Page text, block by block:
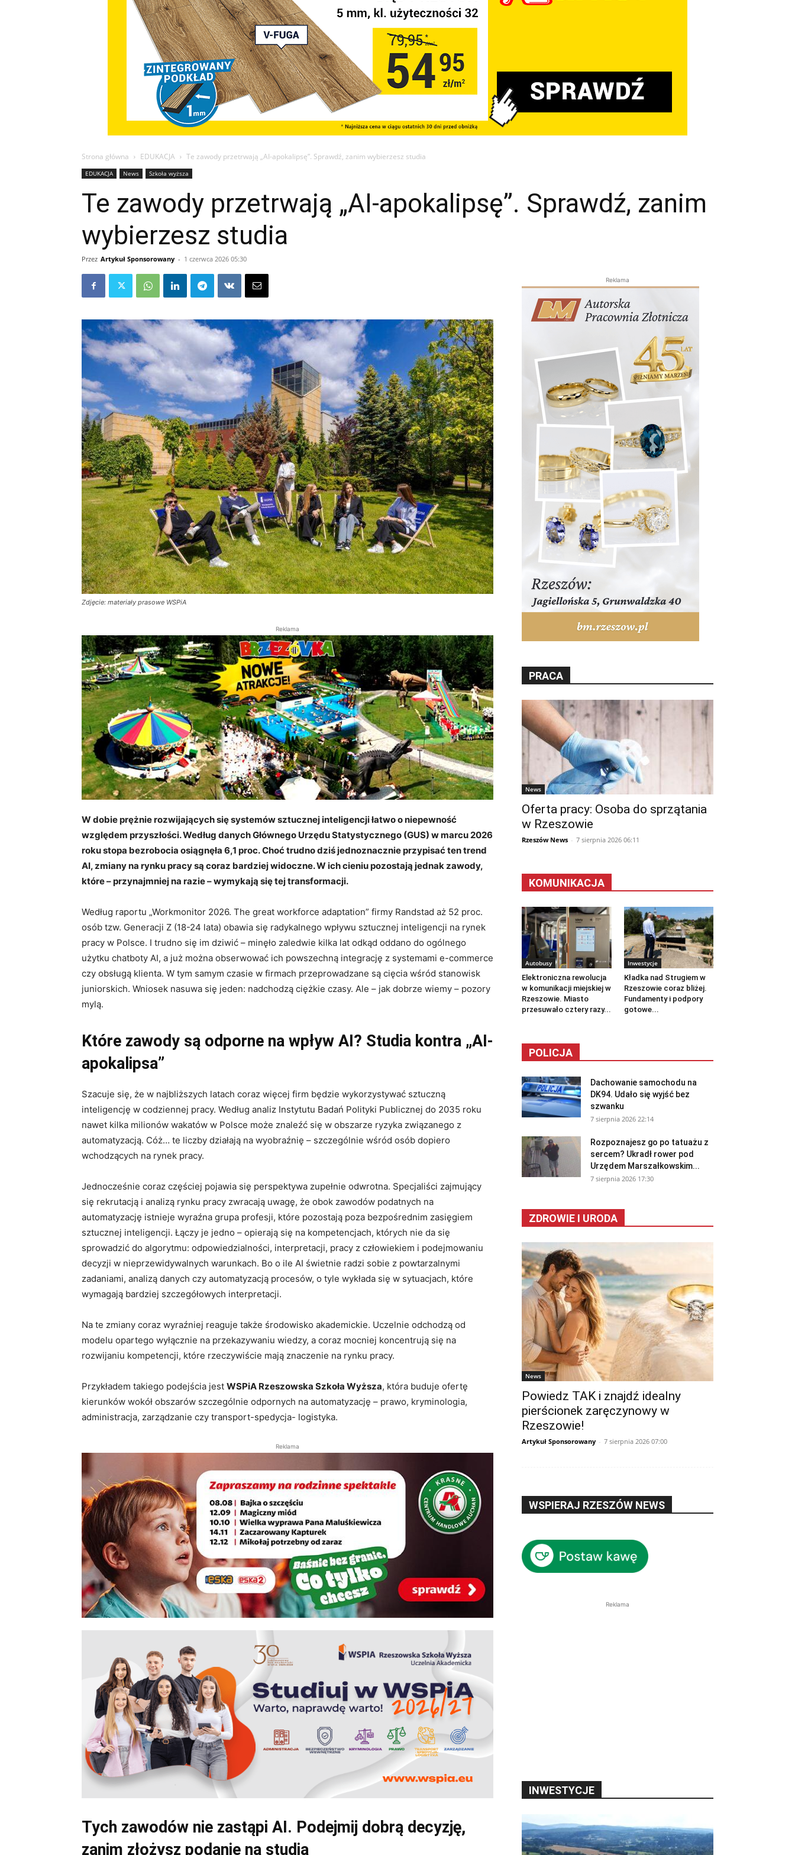
Strona główna EDUKACJA Te zawody przetrwają „AI-apokalipsę”. Sprawdź, zanim wybierzesz studia
EDUKACJA News Szkoła wyższa
Te zawody przetrwają „AI-apokalipsę”. Sprawdź, zanim
wybierzesz studia
Przez Artykuł Sponsorowany - 1 czerwca 2026 05:30
Zdjęcie: materiały prasowe WSPiA
Reklama
W dobie prężnie rozwijających się systemów sztucznej inteligencji łatwo o niepewność
względem przyszłości. Według danych Głównego Urzędu Statystycznego (GUS) w marcu 2026
roku stopa bezrobocia osiągnęła 6,1 proc. Choć trudno dziś jednoznacznie przypisać ten trend
AI, zmiany na rynku pracy są coraz bardziej widoczne. W ich cieniu pozostają jednak zawody,
które – przynajmniej na razie – wymykają się tej transformacji.
Według raportu „Workmonitor 2026. The great workforce adaptation” firmy Randstad aż 52 proc.
osób tzw. Generacji Z (18-24 lata) obawia się radykalnego wpływu sztucznej inteligencji na rynek
pracy w Polsce. I trudno się im dziwić – minęło zaledwie kilka lat odkąd oddano do ogólnego
użytku chatboty AI, a już można obserwować ich powszechną integrację z systemami e-commerce
czy obsługą klienta. W tym samym czasie w firmach przeprowadzane są cięcia wśród stanowisk
juniorskich. Wniosek nasuwa się jeden: nadchodzą ciężkie czasy. Ale – jak dobrze wiemy – pozory
mylą.
Które zawody są odporne na wpływ AI? Studia kontra „AI-
apokalipsa”
Szacuje się, że w najbliższych latach coraz więcej firm będzie wykorzystywać sztuczną
inteligencję w codziennej pracy. Według analiz Instytutu Badań Polityki Publicznej do 2035 roku
nawet kilka milionów wakatów w Polsce może znaleźć się w obszarze ryzyka związanego z
automatyzacją. Cóż… te liczby działają na wyobraźnię – szczególnie wśród osób dopiero
wchodzących na rynek pracy.
Jednocześnie coraz częściej pojawia się perspektywa zupełnie odwrotna. Specjaliści zajmujący
się rekrutacją i analizą rynku pracy zwracają uwagę, że obok zawodów podatnych na
automatyzację istnieje wyraźna grupa profesji, które pozostają poza bezpośrednim zasięgiem
sztucznej inteligencji. Łączy je jedno – opierają się na kompetencjach, których nie da się
sprowadzić do algorytmu: odpowiedzialności, interpretacji, pracy z człowiekiem i podejmowaniu
decyzji w nieprzewidywalnych warunkach. Bo o ile AI świetnie radzi sobie z powtarzalnymi
zadaniami, analizą danych czy automatyzacją procesów, o tyle wykłada się w sytuacjach, które
wymagają bardziej szczegółowych interpretacji.
Na te zmiany coraz wyraźniej reaguje także środowisko akademickie. Uczelnie odchodzą od
modelu opartego wyłącznie na przekazywaniu wiedzy, a coraz mocniej koncentrują się na
rozwijaniu kompetencji, które rzeczywiście mają znaczenie na rynku pracy.
Przykładem takiego podejścia jest WSPiA Rzeszowska Szkoła Wyższa, która buduje ofertę
kierunków wokół obszarów szczególnie odpornych na automatyzację – prawo, kryminologia,
administracja, zarządzanie czy transport-spedycja- logistyka.
Reklama
Tych zawodów nie zastąpi AI. Podejmij dobrą decyzję,
zanim złożysz podanie na studia
Reklama
PRACA
News
Oferta pracy: Osoba do sprzątania
w Rzeszowie
Rzeszów News - 7 sierpnia 2026 06:11
KOMUNIKACJA
Autobusy
Elektroniczna rewolucja
w komunikacji miejskiej w
Rzeszowie. Miasto
przesuwało cztery razy...
Inwestycje
Kładka nad Strugiem w
Rzeszowie coraz bliżej.
Fundamenty i podpory
gotowe...
POLICJA
Dachowanie samochodu na
DK94. Udało się wyjść bez
szwanku
7 sierpnia 2026 22:14
Rozpoznajesz go po tatuażu z
sercem? Ukradł rower pod
Urzędem Marszałkowskim...
7 sierpnia 2026 17:30
ZDROWIE I URODA
News
Powiedz TAK i znajdź idealny
pierścionek zaręczynowy w
Rzeszowie!
Artykuł Sponsorowany - 7 sierpnia 2026 07:00
WSPIERAJ RZESZÓW NEWS
Reklama
INWESTYCJE